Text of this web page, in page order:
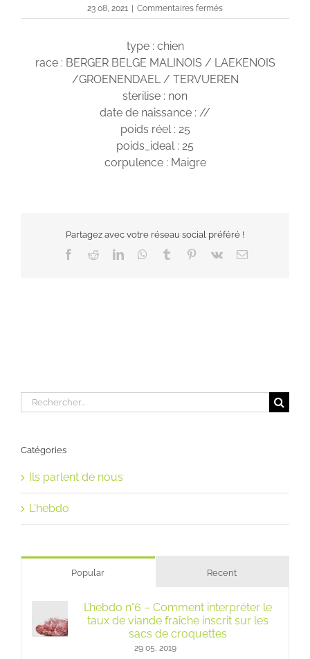
23 08, 2021 Commentaires ferméssur
Roxanne
type : chien
race : BERGER BELGE MALINOIS / LAEKENOIS
/GROENENDAEL / TERVUEREN
sterilise : non
date de naissance : //
poids réel : 25
poids_ideal : 25
corpulence : Maigre
Partagez avec votre réseau social préféré !
Facebook
RedditLinkedInWhatsApp
Tumblr Pinterest
Vk Email
Rechercher:
Catégories
Ils parlent de nous
L'hebdo
Popular Recent
L’hebdo n°6 – Comment interpréter le
taux de viande fraîche inscrit sur les
sacs de croquettes
29 05, 2019